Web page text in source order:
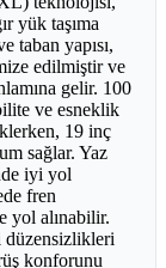
yük taşıma
taban yapısı,
edilmiştir ve
gelir. 100
ve esneklik
19 inç
sağlar. Yaz
iyi yol
fren
yol alınabilir.
konforunu